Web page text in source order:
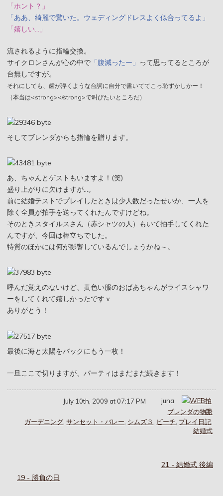
「ホント？」
「ああ、綺麗で驚いた。ウェディングドレスよく似合ってるよ」
「嬉しい…」
流されるように指輪交換。
サイクロンさんが心の中で 「腹減ったー」 って思ってるところが
台無しですが。
それにしても、歯が浮くような台詞に自分で書いててこっ恥ずかしかー！
（本当は<strong></strong>で叫びたいところだ）
そしてブレンダからも指輪を贈ります。
あ、ちゃんとゲストもいますよ！(笑)
盛り上がりに欠けますが…。
前に結婚テストでプレイしたときは少人数だったせいか、一人を
除く全員が拍手を送ってくれたんですけどね。
そのときスタイルスさん（赤シャツの人）もいて拍手してくれた
んですが、今回は棒立ちでした。
特質のほかには何が影響しているんでしょうかね～。
呼んだ覚えのないけど、黄色い服のおばあちゃんがライスシャワ
ーをしてくれて嬉しかったですｖ
ありがとう！
最後に海と太陽をバックにもう一枚！
一旦ここで切りますが、パーティはまだまだ続きます！
July 10th, 2009 at 07:17 PM
juna
ブレンダの物語
ガーデニング ,サンセット・バレー シムズ３ ビーチ プレイ日記
結婚式
21 - 結婚式 後編
19 - 勝負の日